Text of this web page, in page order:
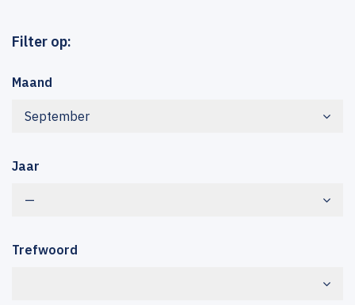
Filter op:
Maand
September
Jaar
—
Trefwoord